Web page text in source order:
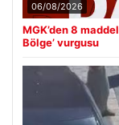
06/08/2026
MGK’den 8
Bölge’ vurgusu